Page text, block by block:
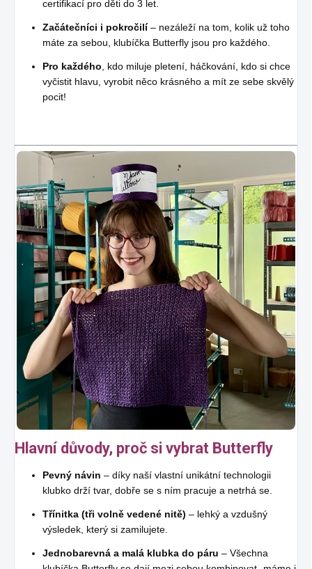
certifikací pro děti do 3 let.
Začátečníci i pokročilí– nezáleží na tom, kolik už toho
máte za sebou, klubíčka Butterfly jsou pro každého.
Pro každého , kdo miluje pletení, háčkování, kdo si chce
vyčistit hlavu, vyrobit něco krásného a mít ze sebe skvělý
pocit!
Hlavní důvody, proč si vybrat Butterfly
Pevný návin – díky naší vlastní unikátní technologii
klubko drží tvar, dobře se s ním pracuje a netrhá se.
Třínitka (tři volně vedené nitě) – lehký a vzdušný
výsledek, který si zamilujete.
Jednobarevná a malá klubka do páru – Všechna